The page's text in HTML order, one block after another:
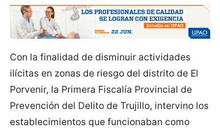
Con la finalidad de disminuir actividades
ilícitas en zonas de riesgo del distrito de El
Porvenir, la Primera Fiscalía Provincial de
Prevención del Delito de Trujillo, intervino los
establecimientos que funcionaban como